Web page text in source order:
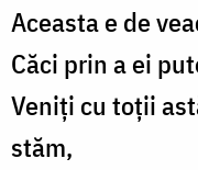
Aceasta e de
Căci prin a ei
Veniți cu toții
stăm,